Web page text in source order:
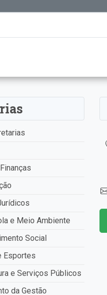
e Meio Ambiente
Social
Esportes
e Serviços Públicos
da Gestão